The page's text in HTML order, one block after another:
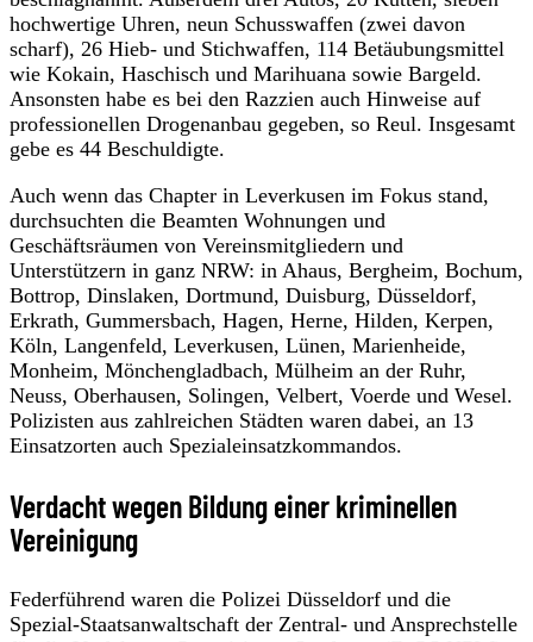
hochwertige Uhren, neun Schusswaffen (zwei davon
scharf), 26 Hieb- und Stichwaffen, 114 Betäubungsmittel
wie Kokain, Haschisch und Marihuana sowie Bargeld.
Ansonsten habe es bei den Razzien auch Hinweise auf
professionellen Drogenanbau gegeben, so Reul. Insgesamt
gebe es 44 Beschuldigte.
Auch wenn das Chapter in Leverkusen im Fokus stand,
durchsuchten die Beamten Wohnungen und
Geschäftsräumen von Vereinsmitgliedern und
Unterstützern in ganz NRW: in Ahaus, Bergheim, Bochum,
Bottrop, Dinslaken, Dortmund, Duisburg, Düsseldorf,
Erkrath, Gummersbach, Hagen, Herne, Hilden, Kerpen,
Köln, Langenfeld, Leverkusen, Lünen, Marienheide,
Monheim, Mönchengladbach, Mülheim an der Ruhr,
Neuss, Oberhausen, Solingen, Velbert, Voerde und Wesel.
Polizisten aus zahlreichen Städten waren dabei, an 13
Einsatzorten auch Spezialeinsatzkommandos.
Verdacht wegen Bildung einer kriminellen
Vereinigung
Federführend waren die Polizei Düsseldorf und die
Spezial-Staatsanwaltschaft der Zentral- und Ansprechstelle